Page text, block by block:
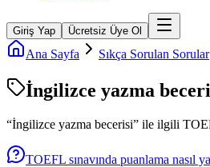
Giriş Yap Ücretsiz Üye Ol
Ana Sayfa Sıkça Sorulan Sorular
İngilizce yazma
“İngilizce yazma becerisi” ile ilgili
TOEFL sınavında puanlama nasıl